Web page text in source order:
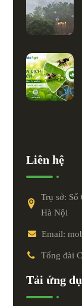
Liên hệ
Trụ sở: Số
Hà Nội
Email:
Tổng đài
Tải ứng